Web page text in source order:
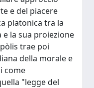
e del piacere
platonica tra la
la sua proiezione
trae poi
della morale e
come
"legge del